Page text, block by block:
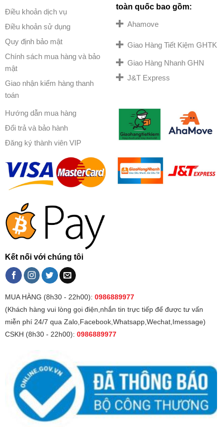
Điều khoản dịch vụ
Điều khoản sử dụng
Quy định bảo mật
Chính sách mua hàng và bảo
mật
Giao nhận kiểm hàng thanh
toán
Hướng dẫn mua hàng
Đổi trả và bảo hành
Đăng ký thành viên VIP
toàn quốc bao gồm:
Ahamove
Giao Hàng Tiết Kiệm GHTK
Giao Hàng Nhanh GHN
J&T Express
Kết nối với chúng tôi
MUA HÀNG (8h30 - 22h00): 0986889977
(Khách hàng vui lòng gọi điện,nhắn tin trực tiếp để được tư vấn
miễn phí 24/7 qua Zalo,Facebook,Whatsapp,Wechat,Imessage)
CSKH (8h30 - 22h00): 0986889977